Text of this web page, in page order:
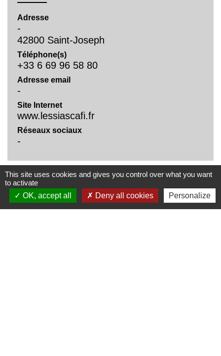
Adresse
-
42800 Saint-Joseph
Téléphone(s)
+33 6 69 96 58 80
Adresse email
-
Site Internet
www.lessiascafi.fr
Réseaux sociaux
-
Contacts
This site uses cookies and gives you control over what you want
to activate
OK, accept all
Deny all cookies Personalize